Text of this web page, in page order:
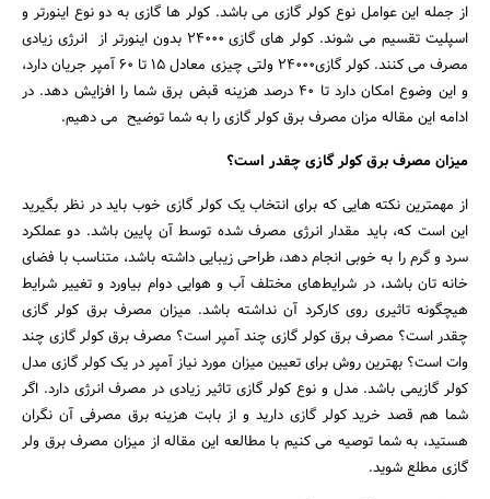
از جمله این عوامل نوع کولر گازی می باشد. کولر ها گازی به دو نوع اینورتر و
اسپلیت تقسیم می شوند. کولر های گازی ۲۴۰۰۰ بدون اینورتر از انرژی زیادی
مصرف می کنند. کولر گازی۲۴۰۰۰ ولتی چیزی معادل ۱۵ تا ۶۰ آمپر جریان دارد،
و این وضوع امکان دارد تا ۴۰ درصد هزینه قبض برق شما را افزایش دهد. در
ادامه این مقاله مزان مصرف برق کولر گازی را به شما توضیح می دهیم.
میزان مصرف برق کولر گازی چقدر است؟
از مهمترین نکته هایی که برای انتخاب یک کولر گازی خوب باید در نظر بگیرید
این است که، باید مقدار انرژی مصرف شده توسط آن پایین باشد. دو عملکرد
سرد و گرم را به خوبی انجام دهد، طراحی زیبایی داشته باشد، متناسب با فضای
خانه تان باشد، در شرایط‌های مختلف آب و هوایی دوام بیاورد و تغییر شرایط
هیچگونه تاثیری روی کارکرد آن نداشته باشد. میزان مصرف برق کولر گازی
چقدر است؟ مصرف برق کولر گازی چند آمپر است؟ مصرف برق کولر گازی چند
وات است؟ بهترین روش برای تعیین میزان مورد نیاز آمپر در یک کولر گازی مدل
کولر گازیمی باشد. مدل و نوع کولر گازی تاثیر زیادی در مصرف انرژی دارد. اگر
شما هم قصد خرید کولر گازی دارید و از بابت هزینه برق مصرفی آن نگران
هستید، به شما توصیه می کنیم با مطالعه این مقاله از میزان مصرف برق ولر
گازی مطلع شوید.